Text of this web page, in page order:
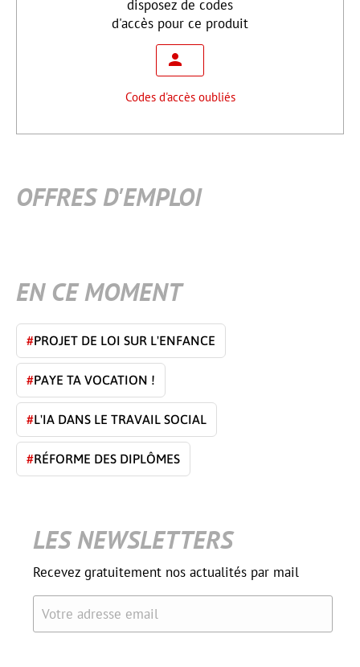
disposez de codes
d'accès pour ce produit
Codes d'accès oubliés
OFFRES D'EMPLOI
EN CE MOMENT
#PROJET DE LOI SUR L'ENFANCE
#PAYE TA VOCATION !
#L'IA DANS LE TRAVAIL SOCIAL
#RÉFORME DES DIPLÔMES
LES NEWSLETTERS
Recevez gratuitement nos actualités par mail
Votre adresse email